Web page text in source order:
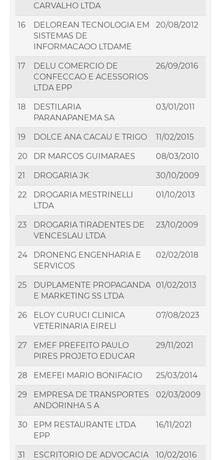
CARVALHO LTDA
16
DELOREAN TECNOLOGIA EM
SISTEMAS DE
INFORMACAOO LTDAME
20/08/2012
17
DELU COMERCIO DE
CONFECCAO E ACESSORIOS
LTDA EPP
26/09/2016
18
DESTILARIA
PARANAPANEMA SA
03/01/2011
19 DOLCE ANA CACAU E TRIGO 11/02/2015
20 DR MARCOS GUIMARAES 08/03/2010
21 DROGARIA JK 30/10/2009
22
DROGARIA MESTRINELLI
LTDA
01/10/2013
23
DROGARIA TIRADENTES DE
VENCESLAU LTDA
23/10/2009
24
DRONENG ENGENHARIA E
SERVICOS
02/02/2018
25
DUPLAMENTE PROPAGANDA
E MARKETING SS LTDA
01/02/2013
26
ELOY CURUCI CLINICA
VETERINARIA EIRELI
07/08/2023
27
EMEF PREFEITO PAULO
PIRES PROJETO EDUCAR
29/11/2021
28 EMEFEI MARIO BONIFACIO 25/03/2014
29
EMPRESA DE TRANSPORTES
ANDORINHA S A
02/03/2009
30
EPM RESTAURANTE LTDA
EPP
16/11/2021
31
ESCRITORIO DE ADVOCACIA
10/02/2016